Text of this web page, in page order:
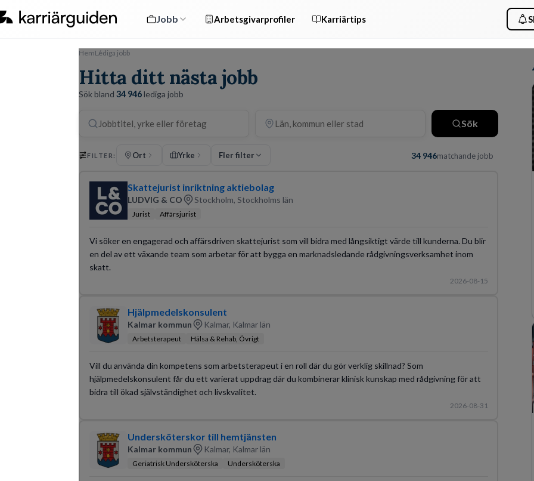
Jobb Arbetsgivarprofiler Karriärtips
HemLediga jobb
Hitta ditt nästa jobb
Sök bland 34 946 lediga jobb
Sök
FILTER: Ort Yrke Fler filter 34 946matchande jobb
Skattejurist inriktning aktiebolag
LUDVIG & CO Stockholm, Stockholms län
Jurist Affärsjurist
Vi söker en engagerad och affärsdriven skattejurist som vill bidra med långsiktigt värde till kunderna. Du blir
en del av ett växande team som arbetar för att bygga en marknadsledande rådgivningsverksamhet inom
skatt.
2026-08-15
Hjälpmedelskonsulent
Kalmar kommun Kalmar, Kalmar län
Arbetsterapeut Hälsa & Rehab, Övrigt
Vill du använda din kompetens som arbetsterapeut i en roll där du gör verklig skillnad? Som
hjälpmedelskonsulent får du ett varierat uppdrag där du kombinerar klinisk kunskap med rådgivning för att
bidra till ökad självständighet och livskvalitet.
2026-08-31
Undersköterskor till hemtjänsten
Kalmar kommun Kalmar, Kalmar län
Geriatrisk Undersköterska Undersköterska